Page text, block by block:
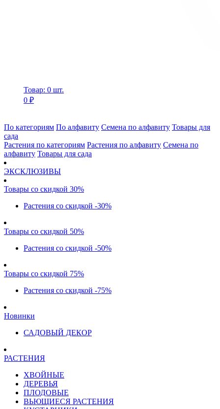
Товар: 0 шт.
0 ₽
По категориям По алфавиту Семена по алфавиту Товары для
сада
Растения по категориям Растения по алфавиту Семена по
алфавиту Товары для сада
ЭКСКЛЮЗИВЫ
Товары со скидкой 30%
Растения со скидкой -30%
Товары со скидкой 50%
Растения со скидкой -50%
Товары со скидкой 75%
Растения со скидкой -75%
Новинки
САДОВЫЙ ДЕКОР
РАСТЕНИЯ
ХВОЙНЫЕ
ДЕРЕВЬЯ
ПЛОДОВЫЕ
ВЬЮЩИЕСЯ РАСТЕНИЯ